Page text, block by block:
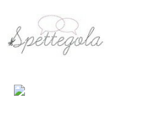
contenuto